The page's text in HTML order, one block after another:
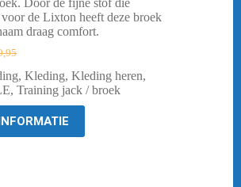
de Lixton heeft deze broek
draag comfort.
, Kleding, Kleding heren,
, Training jack / broek